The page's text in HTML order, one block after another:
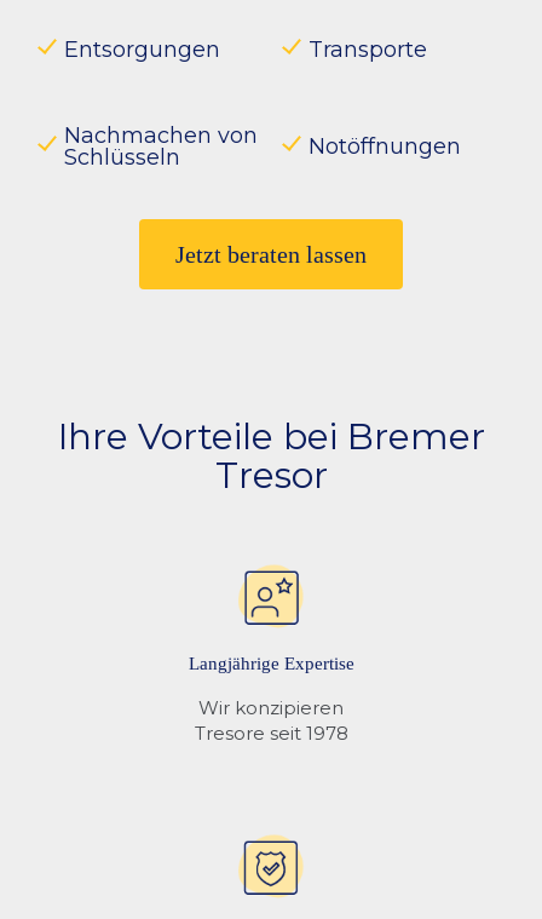
Entsorgungen
Nachmachen von
Schlüsseln
Transporte
Notöffnungen
Jetzt beraten lassen
Ihre Vorteile bei Bremer
Tresor
Langjährige Expertise
Wir konzipieren
Tresore seit 1978